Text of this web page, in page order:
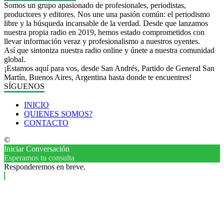
Somos un grupo apasionado de profesionales, periodistas,
productores y editores. Nos une una pasión común: el periodismo
libre y la búsqueda incansable de la verdad. Desde que lanzamos
nuestra propia radio en 2019, hemos estado comprometidos con
llevar información veraz y profesionalismo a nuestros oyentes.
Así que sintoniza nuestra radio online y únete a nuestra comunidad
global.
¡Estamos aquí para vos, desde San Andrés, Partido de General San
Martín, Buenos Aires, Argentina hasta donde te encuentres!
SÍGUENOS
INICIO
QUIENES SOMOS?
CONTACTO
©
Iniciar Conversación
Esperamos tu consulta
Responderemos en breve.